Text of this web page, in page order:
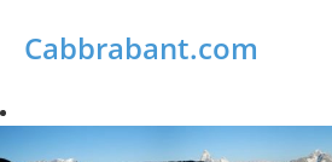
Cabbrabant.com